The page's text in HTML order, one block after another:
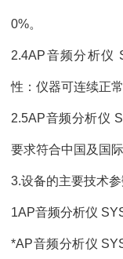
0%。
2.4AP音频分析仪
性：仪器可连续正常
2.5AP音频分析仪
要求符合中国及国
3.设备的主要技术
1AP音频分析仪
*AP音频分析仪